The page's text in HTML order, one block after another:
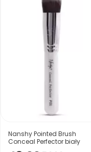
Nanshy Pointed Brush
Conceal Perfector biały